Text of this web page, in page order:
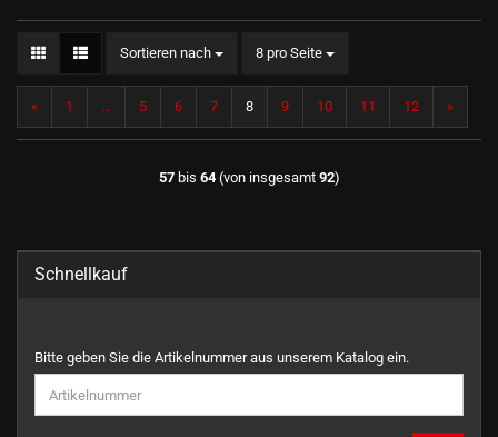
Sortieren nach
Sortieren nach 8 pro Seite
pro Seite
« 1 ... 5 6 7 8 9 10 11 12 »
57bis 64(von insgesamt 92)
Schnellkauf
BITTE
GEBEN
SIE
DIE
Bitte geben Sie die Artikelnummer aus unserem Katalog ein.